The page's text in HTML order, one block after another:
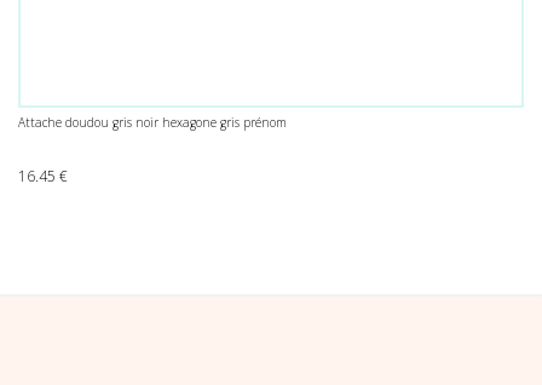
Attache doudou gris noir hexagone gris prénom
16.45 €